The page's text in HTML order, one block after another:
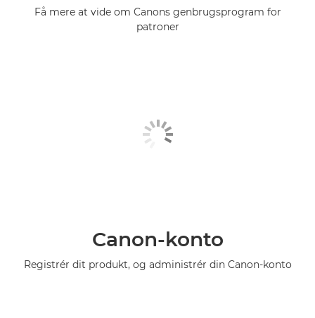
Få mere at vide om Canons genbrugsprogram for
patroner
Canon-konto
Registrér dit produkt, og administrér din Canon-konto